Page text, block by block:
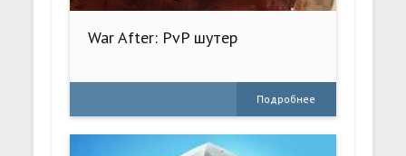
War After: PvP шутер
Подробнее